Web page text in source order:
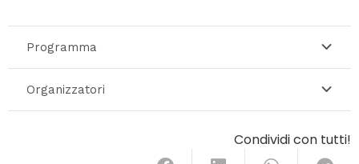
Programma
Organizzatori
Condividi con tutti!